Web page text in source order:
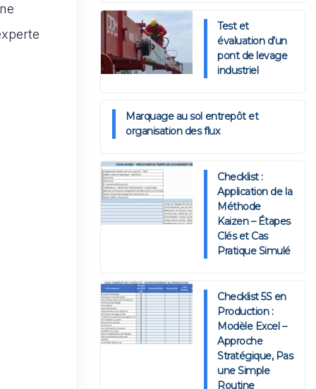
Test et
évaluation d’un
pont de levage
industriel
Marquage au sol entrepôt et
organisation des flux
Checklist :
Application de la
Méthode
Kaizen – Étapes
Clés et Cas
Pratique Simulé
Checklist 5S en
Production :
Modèle Excel –
Approche
Stratégique, Pas
une Simple
Routine